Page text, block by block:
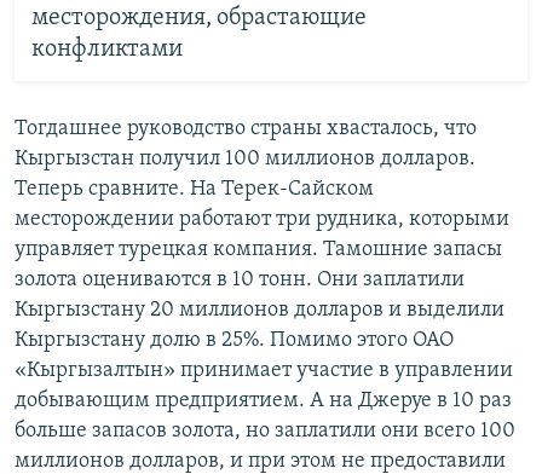
месторождения, обрастающие
конфликтами
Тогдашнее руководство страны хвасталось, что
Кыргызстан получил 100 миллионов долларов.
Теперь сравните. На Терек-Сайском
месторождении работают три рудника, которыми
управляет турецкая компания. Тамошние запасы
золота оцениваются в 10 тонн. Они заплатили
Кыргызстану 20 миллионов долларов и выделили
Кыргызстану долю в 25%. Помимо этого ОАО
«Кыргызалтын» принимает участие в управлении
добывающим предприятием. А на Джеруе в 10 раз
больше запасов золота, но заплатили они всего 100
миллионов долларов, и при этом не предоставили